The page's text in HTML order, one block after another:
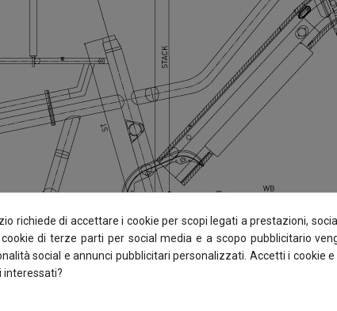
richiede di accettare i cookie per scopi legati a prestazioni,
di terze parti per social media e a scopo pubblicitario
social e annunci pubblicitari personalizzati. Accetti i cookie
interessati?